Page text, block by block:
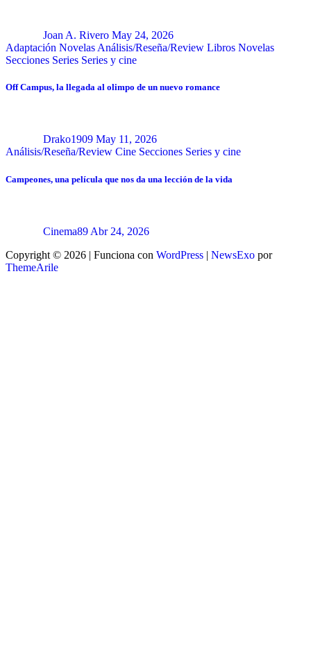
Joan A. Rivero May 24, 2026
Adaptación Novelas Análisis/Reseña/Review Libros Novelas
Secciones Series Series y cine
Off Campus, la llegada al olimpo de un nuevo romance
Drako1909 May 11, 2026
Análisis/Reseña/Review Cine Secciones Series y cine
Campeones, una película que nos da una lección de la vida
Cinema89 Abr 24, 2026
Copyright © 2026 | Funciona con WordPress | NewsExo por
ThemeArile